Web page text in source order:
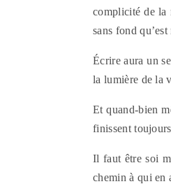
complicité de la
sans fond
Écrire aura un
la lumière de la
Et quand-bien
finissent
Il faut être soi
chemin à qui en